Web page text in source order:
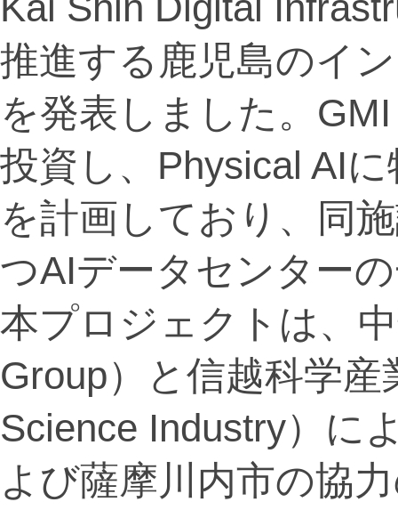
推進する鹿児島のイ
を発表しました。
投資し、Physical AI
を計画しており、同
つAIデータセンター
本プロジェクトは、
Group）と信越科学
Science Industry）に
よび薩摩川内市の協